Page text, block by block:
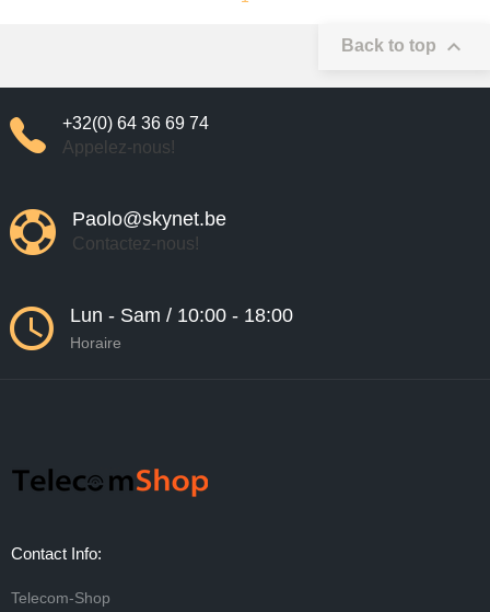
Back to top 
+32(0) 64 36 69 74
Appelez-nous!
Paolo@skynet.be
Contactez-nous!
Lun - Sam / 10:00 - 18:00
Horaire
Contact Info:
Telecom-Shop